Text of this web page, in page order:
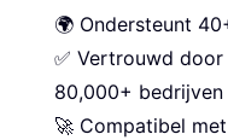
🌍 Ondersteunt
✅ Vertrouwd
80,000+
🚀 Compatibel